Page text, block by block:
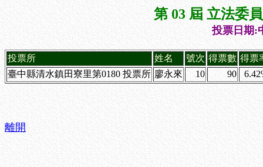
第 03 屆 立法委
投票日期:
投票所 姓名 號次 得票數 得票
臺中縣清水鎮田寮里第0180 投票所 廖永來 10 90
離開